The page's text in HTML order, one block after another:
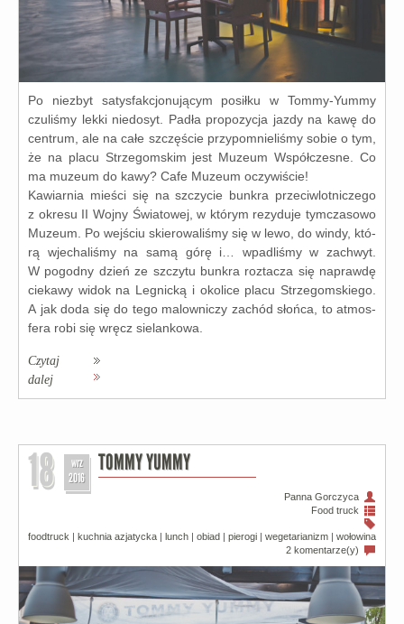
Po nie­zbyt satys­fak­cjo­nu­ją­cym posił­ku w Tommy-Yummy
czu­li­śmy lek­ki nie­do­syt. Padła pro­po­zy­cja jaz­dy na kawę do
cen­trum, ale na całe szczę­ście przy­po­mnie­li­śmy sobie o tym,
że na pla­cu Strzegomskim jest Muzeum Współczesne. Co
ma muzeum do kawy? Cafe Muzeum oczywiście!
Kawiarnia mie­ści się na szczy­cie bun­kra prze­ciw­lot­ni­cze­go
z okre­su II Wojny Światowej, w któ­rym rezy­du­je tym­cza­so­wo
Muzeum. Po wej­ściu skie­ro­wa­li­śmy się w lewo, do win­dy, któ­
rą wje­cha­li­śmy na samą górę i… wpa­dli­śmy w zachwyt.
W pogod­ny dzień ze szczy­tu bun­kra roz­ta­cza się napraw­dę
cie­ka­wy widok na Legnicką i oko­li­ce pla­cu Strzegomskiego.
A jak doda się do tego malow­ni­czy zachód słoń­ca, to atmos­
fe­ra robi się wręcz sie­lan­ko­wa.
Czytaj
dalej
18
wrz
2016
TOMMY YUMMY
Panna Gorczyca
Food truck
foodtruck | kuchnia azjatycka | lunch | obiad | pierogi | wegetarianizm | wołowina
2 komentarze(y)